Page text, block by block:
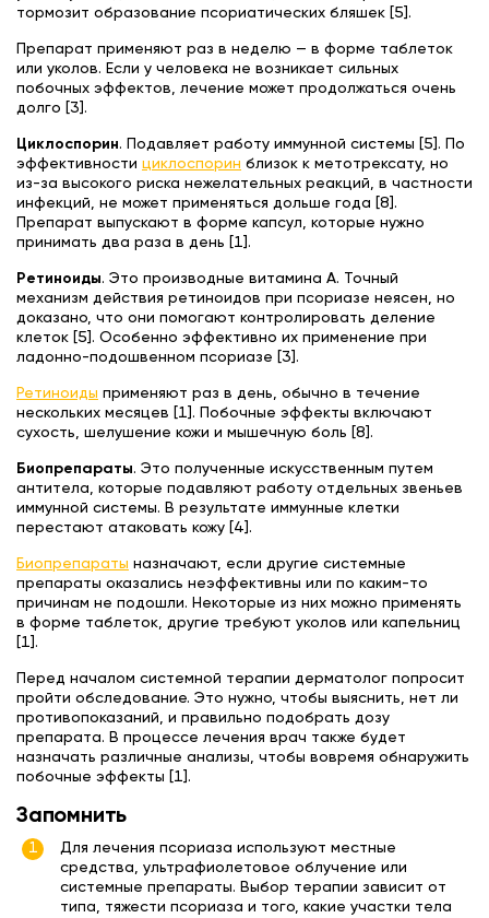
тормозит образование псориатических бляшек [5].
Препарат применяют раз в неделю — в форме таблеток
или уколов. Если у человека не возникает сильных
побочных эффектов, лечение может продолжаться очень
долго [3].
Циклоспорин. Подавляет работу иммунной системы [5]. По
эффективности циклоспорин близок к метотрексату, но
из-за высокого риска нежелательных реакций, в частности
инфекций, не может применяться дольше года [8].
Препарат выпускают в форме капсул, которые нужно
принимать два раза в день [1].
Ретиноиды. Это производные витамина А. Точный
механизм действия ретиноидов при псориазе неясен, но
доказано, что они помогают контролировать деление
клеток [5]. Особенно эффективно их применение при
ладонно-подошвенном псориазе [3].
Ретиноиды применяют раз в день, обычно в течение
нескольких месяцев [1]. Побочные эффекты включают
сухость, шелушение кожи и мышечную боль [8].
Биопрепараты. Это полученные искусственным путем
антитела, которые подавляют работу отдельных звеньев
иммунной системы. В результате иммунные клетки
перестают атаковать кожу [4].
Биопрепараты назначают, если другие системные
препараты оказались неэффективны или по каким-то
причинам не подошли. Некоторые из них можно применять
в форме таблеток, другие требуют уколов или капельниц
[1].
Перед началом системной терапии дерматолог попросит
пройти обследование. Это нужно, чтобы выяснить, нет ли
противопоказаний, и правильно подобрать дозу
препарата. В процессе лечения врач также будет
назначать различные анализы, чтобы вовремя обнаружить
побочные эффекты [1].
Запомнить
Для лечения псориаза используют местные
средства, ультрафиолетовое облучение или
системные препараты. Выбор терапии зависит от
типа, тяжести псориаза и того, какие участки тела